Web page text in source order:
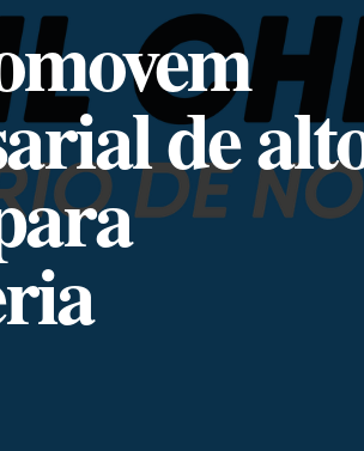
de